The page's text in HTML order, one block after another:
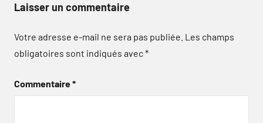
Laisser un commentaire
Votre adresse e-mail ne sera pas publiée. Les champs
obligatoires sont indiqués avec*
Commentaire*